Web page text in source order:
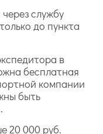
службу
до пункта
в
бесплатная
компании
быть
20 000 руб.